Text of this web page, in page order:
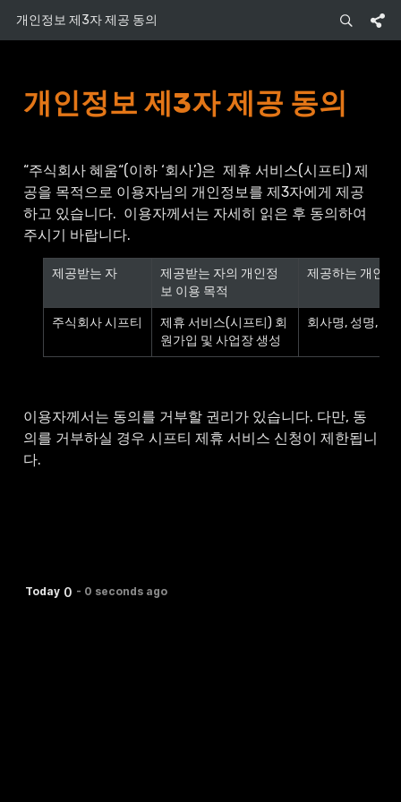
개인정보 제3자 제공 동의
개인정보 제3자 제공 동의
“주식회사 혜움“(이하 ‘회사’)은  제휴 서비스(시프티) 제
공을 목적으로 이용자님의 개인정보를 제3자에게 제공
하고 있습니다.  이용자께서는 자세히 읽은 후 동의하여
주시기 바랍니다.
제공받는 자
제공받는 자의 개인정
보 이용 목적
제공하는 개인정
주식회사 시프티
제휴 서비스(시프티) 회
원가입 및 사업장 생성
회사명, 성명, 이
이용자께서는 동의를 거부할 권리가 있습니다. 다만, 동
의를 거부하실 경우 시프티 제휴 서비스 신청이 제한됩니
다.
Today 0 - 0 seconds ago